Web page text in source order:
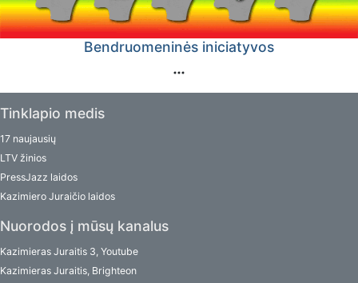
Bendruomeninės iniciatyvos
Tinklapio medis
17 naujausių
LTV žinios
PressJazz laidos
Kazimiero Juraičio laidos
Nuorodos į mūsų kanalus
Kazimieras Juraitis 3, Youtube
Kazimieras Juraitis, Brighteon